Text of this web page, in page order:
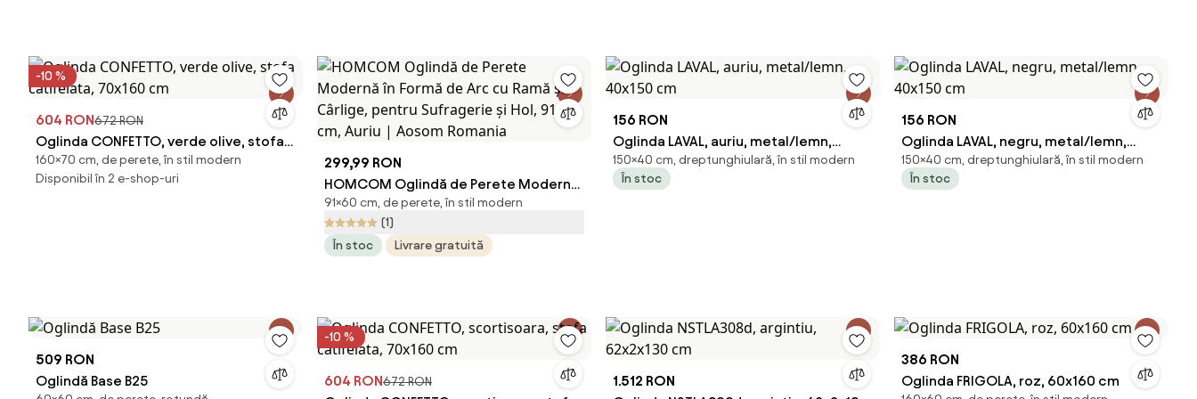
-10 %
604 RON672 RON
Oglinda CONFETTO, verde olive, stofa
catifelata, 70x160 cm
160×70 cm, de perete, în stil modern
Disponibil în 2 e-shop-uri
299,99 RON
HOMCOM Oglindă de Perete Modernă
în Formă de Arc cu Ramă și Cârlige,
pentru Sufragerie și Hol, 91x60 cm,
Auriu | Aosom Romania
91×60 cm, de perete, în stil modern
(1)
În stoc
Livrare gratuită
156 RON
Oglinda LAVAL, auriu, metal/lemn,
40x150 cm
150×40 cm, dreptunghiulară, în stil modern
În stoc
156 RON
Oglinda LAVAL, negru, metal/lemn,
40x150 cm
150×40 cm, dreptunghiulară, în stil modern
În stoc
509 RON
Oglindă Base B25
-10 %
604 RON672 RON
1.512 RON
386 RON
Oglinda FRIGOLA, roz, 60x160 cm